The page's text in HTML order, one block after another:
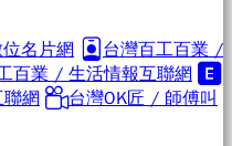
名片網
台灣百工百業 /
百業 / 生活情報互聯網
網
台灣OK匠 / 師傅叫